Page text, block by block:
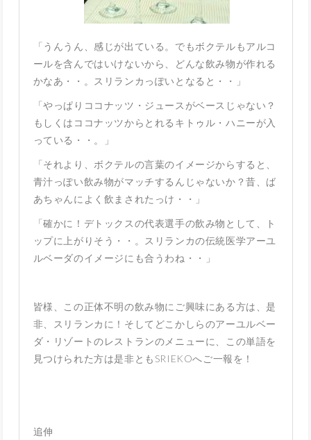
「うんうん、感じが出ている。でもボクテルもアルコ
ールを含んではいけないから、どんな飲み物が作れる
かなあ・・。スリランカっぽいとなると・・」
「やっぱりココナッツ・ジュースがベースじゃない？
もしくはココナッツからとれるキトゥル・ハニーが入
っている・・。」
「それより、ボクテルの言葉のイメージからすると、
青汁っぽい飲み物がマッチするんじゃないか？昔、ば
あちゃんによく飲まされたっけ・・」
「確かに！デトックスの代表選手の飲み物として、ト
ップに上がりそう・・。スリランカの伝統医学アーユ
ルベーダのイメージにも合うわね・・」
皆様、この正体不明の飲み物にご興味にある方は、是
非、スリランカに！そしてどこかしらのアーユルベー
ダ・リゾートのレストランのメニューに、この単語を
見つけられた方は是非ともSRIEKOへご一報を！
追伸